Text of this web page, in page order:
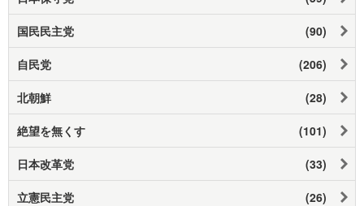
国民民主党 (90)
自民党 (206)
北朝鮮 (28)
絶望を無くす (101)
日本改革党 (33)
立憲民主党 (26)